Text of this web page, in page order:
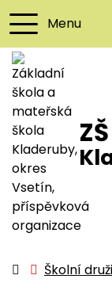
Menu
Úvodní stránka
Školní